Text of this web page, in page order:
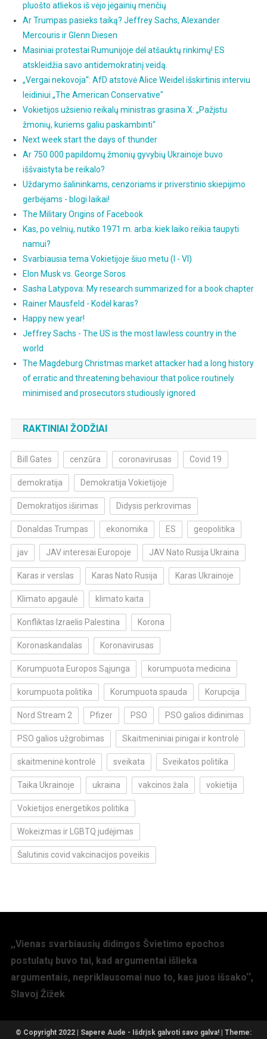
pluošto atliekos iš vėjo jėgainių menčių
Ar Trumpas pasieks taiką? Jeffrey Sachs, Alexander
Mercouris ir Glenn Diesen
Masiniai protestai Rumunijoje dėl atšauktų rinkimų! ES
atskleidžia savo antidemokratinį veidą.
„Vergai nekovoja“: AfD atstovė Alice Weidel išskirtinis interviu
leidiniui „The American Conservative"
Vokietijos užsienio reikalų ministras grasina X: „Pažįstu
žmonių, kuriems galiu paskambinti“
Next week start the days of thunder
Ar 750 000 papildomų žmonių gyvybių Ukrainoje buvo
iššvaistyta be reikalo?
Uždarymo šalininkams, cenzoriams ir priverstinio skiepijimo
gerbėjams - blogi laikai!
The Military Origins of Facebook
Kas, po velnių, nutiko 1971 m. arba: kiek laiko reikia taupyti
namui?
Svarbiausia tema Vokietijoje šiuo metu (I - VI)
Elon Musk vs. George Soros
Sasha Latypova: My research summarized for a book chapter
Rainer Mausfeld - Kodėl karas?
Happy new year!
Jeffrey Sachs - The US is the most lawless country in the
world
The Magdeburg Christmas market attacker had a long history
of erratic and threatening behaviour that police routinely
minimised and prosecutors studiously ignored
RAKTINIAI ŽODŽIAI
Bill Gates cenzūra coronavirusas Covid 19
demokratija Demokratija Vokietijoje
Demokratijos iširimas Didysis perkrovimas
Donaldas Trumpas ekonomika ES geopolitika
jav JAV interesai Europoje JAV Nato Rusija Ukraina
Karas ir verslas Karas Nato Rusija Karas Ukrainoje
Klimato apgaulė klimato kaita
Konfliktas Izraelis Palestina Korona
Koronaskandalas Koronavirusas
Korumpuota Europos Sąjunga korumpuota medicina
korumpuota politika Korumpuota spauda Korupcija
Nord Stream 2 Pfizer PSO PSO galios didinimas
PSO galios užgrobimas Skaitmeniniai pinigai ir kontrolė
skaitmeninė kontrolė sveikata Sveikatos politika
Taika Ukrainoje ukraina vakcinos žala vokietija
Vokietijos energetikos politika
Wokeizmas ir LGBTQ judėjimas
Šalutinis covid vakcinacijos poveikis
,,Vienas svarbiausių didingos Švietimo epochos
postulatų buvo tai, kad argumentai išlieka
argumentais, nepriklausomai nuo to, kas juos išsako‘‘,
Slavoj Žižek
© Copyright 2022 | Sapere Aude - Išdrįsk galvoti savo galva! Theme: